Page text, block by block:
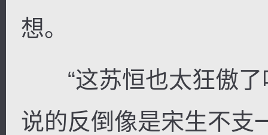
想。
“这苏恒也太狂傲了
说的反倒像是宋生不支